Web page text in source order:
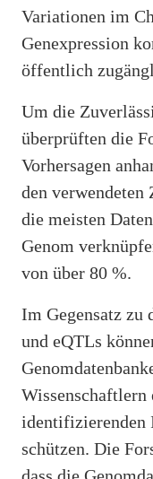
Variationen im
Genexpression
öffentlich
Um die
überprüften die
Vorhersagen
den verwendeten
die meisten
Genom
von über 80 %.
Im Gegensatz zu
und eQTLs
Wissenschaftlern
identifizierenden
schützen. Die
dass die